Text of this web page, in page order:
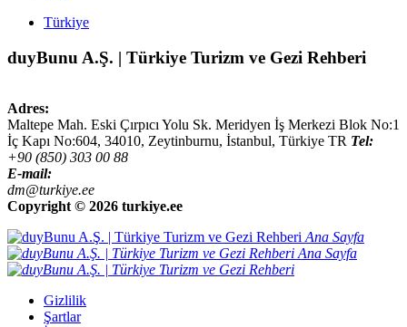
Türkiye
duyBunu A.Ş. | Türkiye Turizm ve Gezi Rehberi
Adres:
Maltepe Mah. Eski Çırpıcı Yolu Sk. Meridyen İş Merkezi Blok No:1
İç Kapı No:604, 34010, Zeytinburnu, İstanbul, Türkiye TR Tel:
+90 (850) 303 00 88
E-mail:
dm@turkiye.ee
Copyright © 2026 turkiye.ee
Ana Sayfa
Ana Sayfa
Gizlilik
Şartlar